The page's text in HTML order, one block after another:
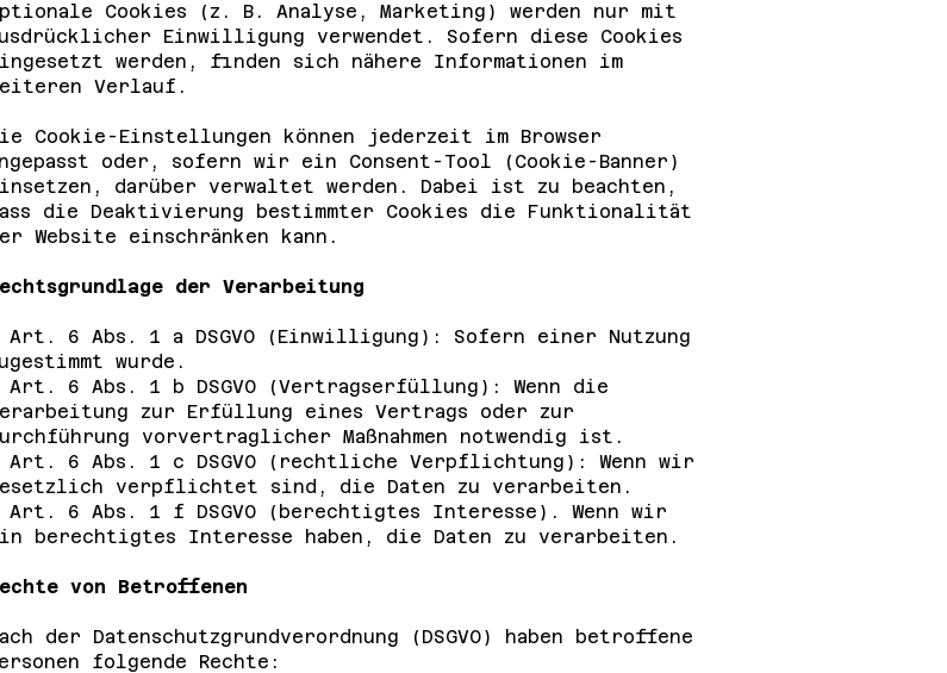
Cookies (z. B. Analyse, Marketing) werden nur mit
Einwilligung verwendet. Sofern diese Cookies
werden, finden sich nähere Informationen im
Verlauf.
Cookie-Einstellungen können jederzeit im Browser
oder, sofern wir ein Consent-Tool (Cookie-Banner)
darüber verwaltet werden. Dabei ist zu beachten,
die Deaktivierung bestimmter Cookies die Funktionalität
Website einschränken kann.
der Verarbeitung
Art. 6 Abs. 1 a DSGVO (Einwilligung): Sofern einer Nutzung
wurde.
Art. 6 Abs. 1 b DSGVO (Vertragserfüllung): Wenn die
zur Erfüllung eines Vertrags oder zur
vorvertraglicher Maßnahmen notwendig ist.
Art. 6 Abs. 1 c DSGVO (rechtliche Verpflichtung): Wenn wir
verpflichtet sind, die Daten zu verarbeiten.
Art. 6 Abs. 1 f DSGVO (berechtigtes Interesse). Wenn wir
berechtigtes Interesse haben, die Daten zu verarbeiten.
von Betroffenen
der Datenschutzgrundverordnung (DSGVO) haben betroffene
folgende Rechte: